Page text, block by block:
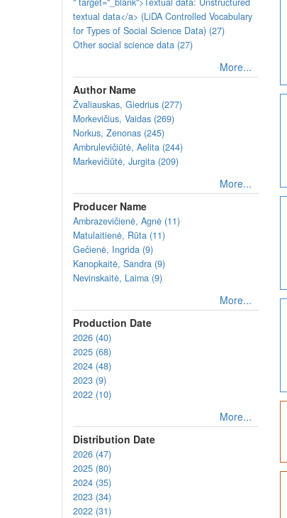
textual data</a> (LiDA Controlled Vocabulary
for Types of Social Science Data) (27)
Other social science data (27)
More...
Author Name
Žvaliauskas, Giedrius (277)
Morkevičius, Vaidas (269)
Norkus, Zenonas (245)
Ambrulevičiūtė, Aelita (244)
Markevičiūtė, Jurgita (209)
More...
Producer Name
Ambrazevičienė, Agnė (11)
Matulaitienė, Rūta (11)
Gečienė, Ingrida (9)
Kanopkaitė, Sandra (9)
Nevinskaitė, Laima (9)
More...
Production Date
2026 (40)
2025 (68)
2024 (48)
2023 (9)
2022 (10)
More...
Distribution Date
2026 (47)
2025 (80)
2024 (35)
2023 (34)
2022 (31)